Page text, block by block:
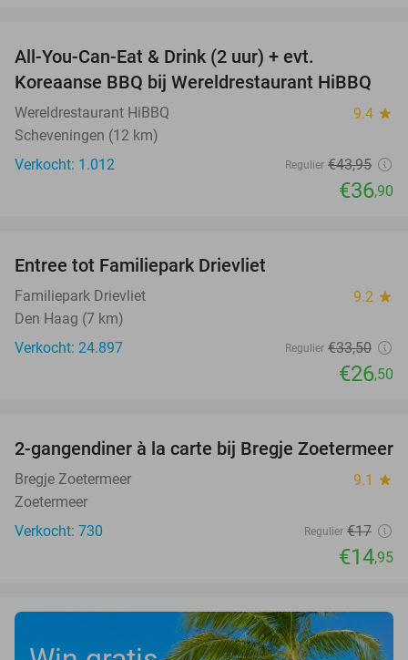
All-You-Can-Eat & Drink (2 uur) + evt.
Koreaanse BBQ bij Wereldrestaurant HiBBQ
Wereldrestaurant HiBBQ 9.4 star
Scheveningen (12 km)
Verkocht: 1.012
Regulier €43,95
€36,90
Entree tot Familiepark Drievliet
Familiepark Drievliet 9.2 star
Den Haag (7 km)
Verkocht: 24.897
Regulier €33,50
€26,50
12%
2-gangendiner à la carte bij Bregje Zoetermeer
Bregje Zoetermeer 9.1 star
Zoetermeer
Verkocht: 730
Regulier €17
€14,95